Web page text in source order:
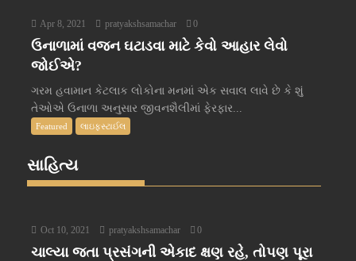
Apr 8, 2021 pratyakshsamachar 0
ઉનાળામાં વજન ઘટાડવા માટે કેવો આહાર લેવો
જોઈએ?
ગરમ હવામાન કેટલાક લોકોના મનમાં એક સવાલ લાવે છે કે શું
તેઓએ ઉનાળા અનુસાર જીવનશૈલીમાં ફેરફાર...
Featured લાઇફસ્ટાઈલ
સાહિત્ય
Oct 10, 2021 pratyakshsamachar 0
ચાલ્યા જતા પ્રસંગની એકાદ ક્ષણ રહે, તોપણ પૂરા